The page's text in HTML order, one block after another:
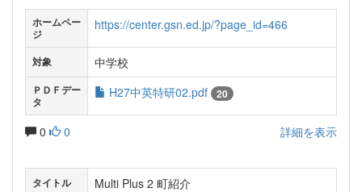
ホームペー
ジ
https://center.gsn.ed.jp/?page_id=466
対象 中学校
ＰＤＦデー
タ
H27中英特研02.pdf 20
0 0 詳細を表示
タイトル Multi Plus 2 町紹介